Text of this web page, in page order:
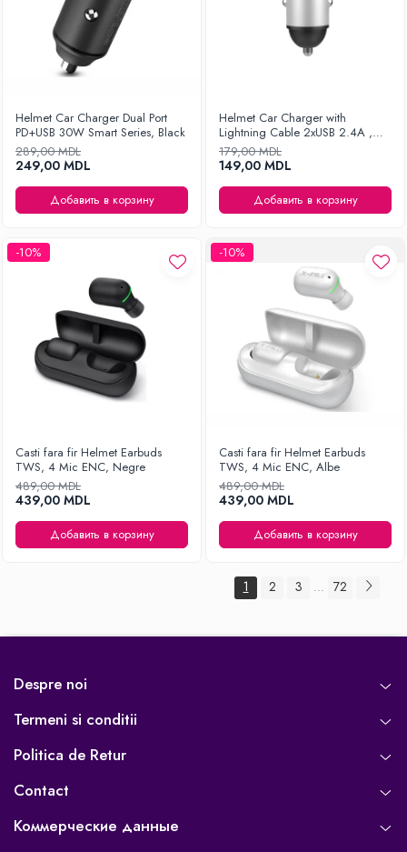
Helmet Car Charger Dual Port
PD+USB 30W Smart Series, Black
289,00 MDL
249,00 MDL
Добавить в корзину
Helmet Car Charger with
Lightning Cable 2xUSB 2.4A ,
Silver
179,00 MDL
149,00 MDL
Добавить в корзину
-10%
Casti fara fir Helmet Earbuds
TWS, 4 Mic ENC, Negre
489,00 MDL
439,00 MDL
Добавить в корзину
-10%
Casti fara fir Helmet Earbuds
TWS, 4 Mic ENC, Albe
489,00 MDL
439,00 MDL
Добавить в корзину
1 2 3 ... 72
Despre noi
Termeni si conditii
Politica de Retur
Contact
Коммерческие данные